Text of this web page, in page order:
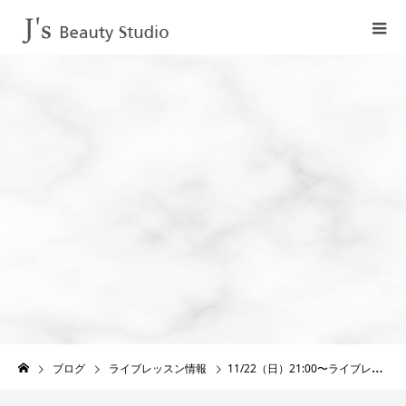
ブログ ライブレッスン情報 11/22（日）21:00〜ライブレッスン開催します！